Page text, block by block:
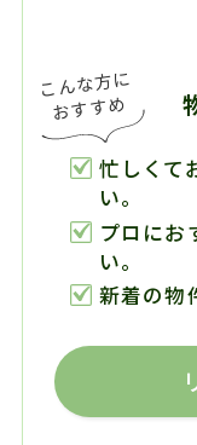
忙しくて
い。
プロにお
い。
新着の物